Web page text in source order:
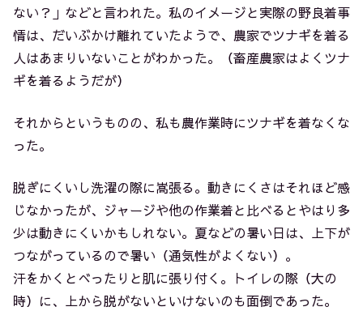
ない？」などと言われた。私のイメージと実際の野良着事
情は、だいぶかけ離れていたようで、農家でツナギを着る
人はあまりいないことがわかった。（畜産農家はよくツナ
ギを着るようだが）
それからというものの、私も農作業時にツナギを着なくな
った。
脱ぎにくいし洗濯の際に嵩張る。動きにくさはそれほど感
じなかったが、ジャージや他の作業着と比べるとやはり多
少は動きにくいかもしれない。夏などの暑い日は、上下が
つながっているので暑い（通気性がよくない）。
汗をかくとべったりと肌に張り付く。トイレの際（大の
時）に、上から脱がないといけないのも面倒であった。